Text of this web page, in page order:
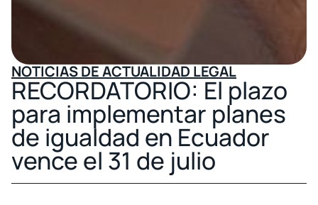
NOTICIAS DE ACTUALIDAD LEGAL
RECORDATORIO: El plazo
para implementar planes
de igualdad en Ecuador
vence el 31 de julio